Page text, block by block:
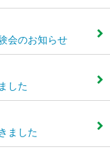
会のお知らせ
した
ました